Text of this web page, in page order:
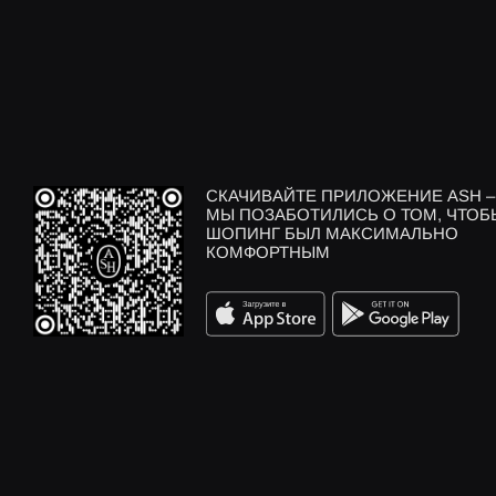
СКАЧИВАЙТЕ ПРИЛОЖЕНИЕ ASH –
МЫ ПОЗАБОТИЛИСЬ О ТОМ,
ШОПИНГ БЫЛ МАКСИМАЛЬНО
КОМФОРТНЫМ